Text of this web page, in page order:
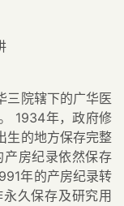
三院辖下的广华医
1934年，政府修
生的地方保存完整
房纪录依然保存
年的产房纪录转
久保存及研究用